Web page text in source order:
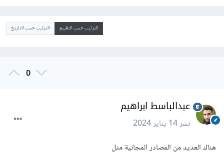
الترتيب حسب التقييم الترتيب حسب التاريخ
0
عبدالباسط ابراهيم
نشر14 يناير 2024
هناك العديد من المصادر المجانية مثل